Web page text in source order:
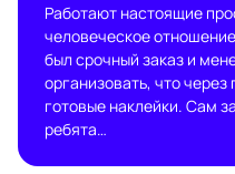
Работают настоящие
человеческое
был срочный заказ и
организовать, что
готовые наклейки. Сам
ребята…